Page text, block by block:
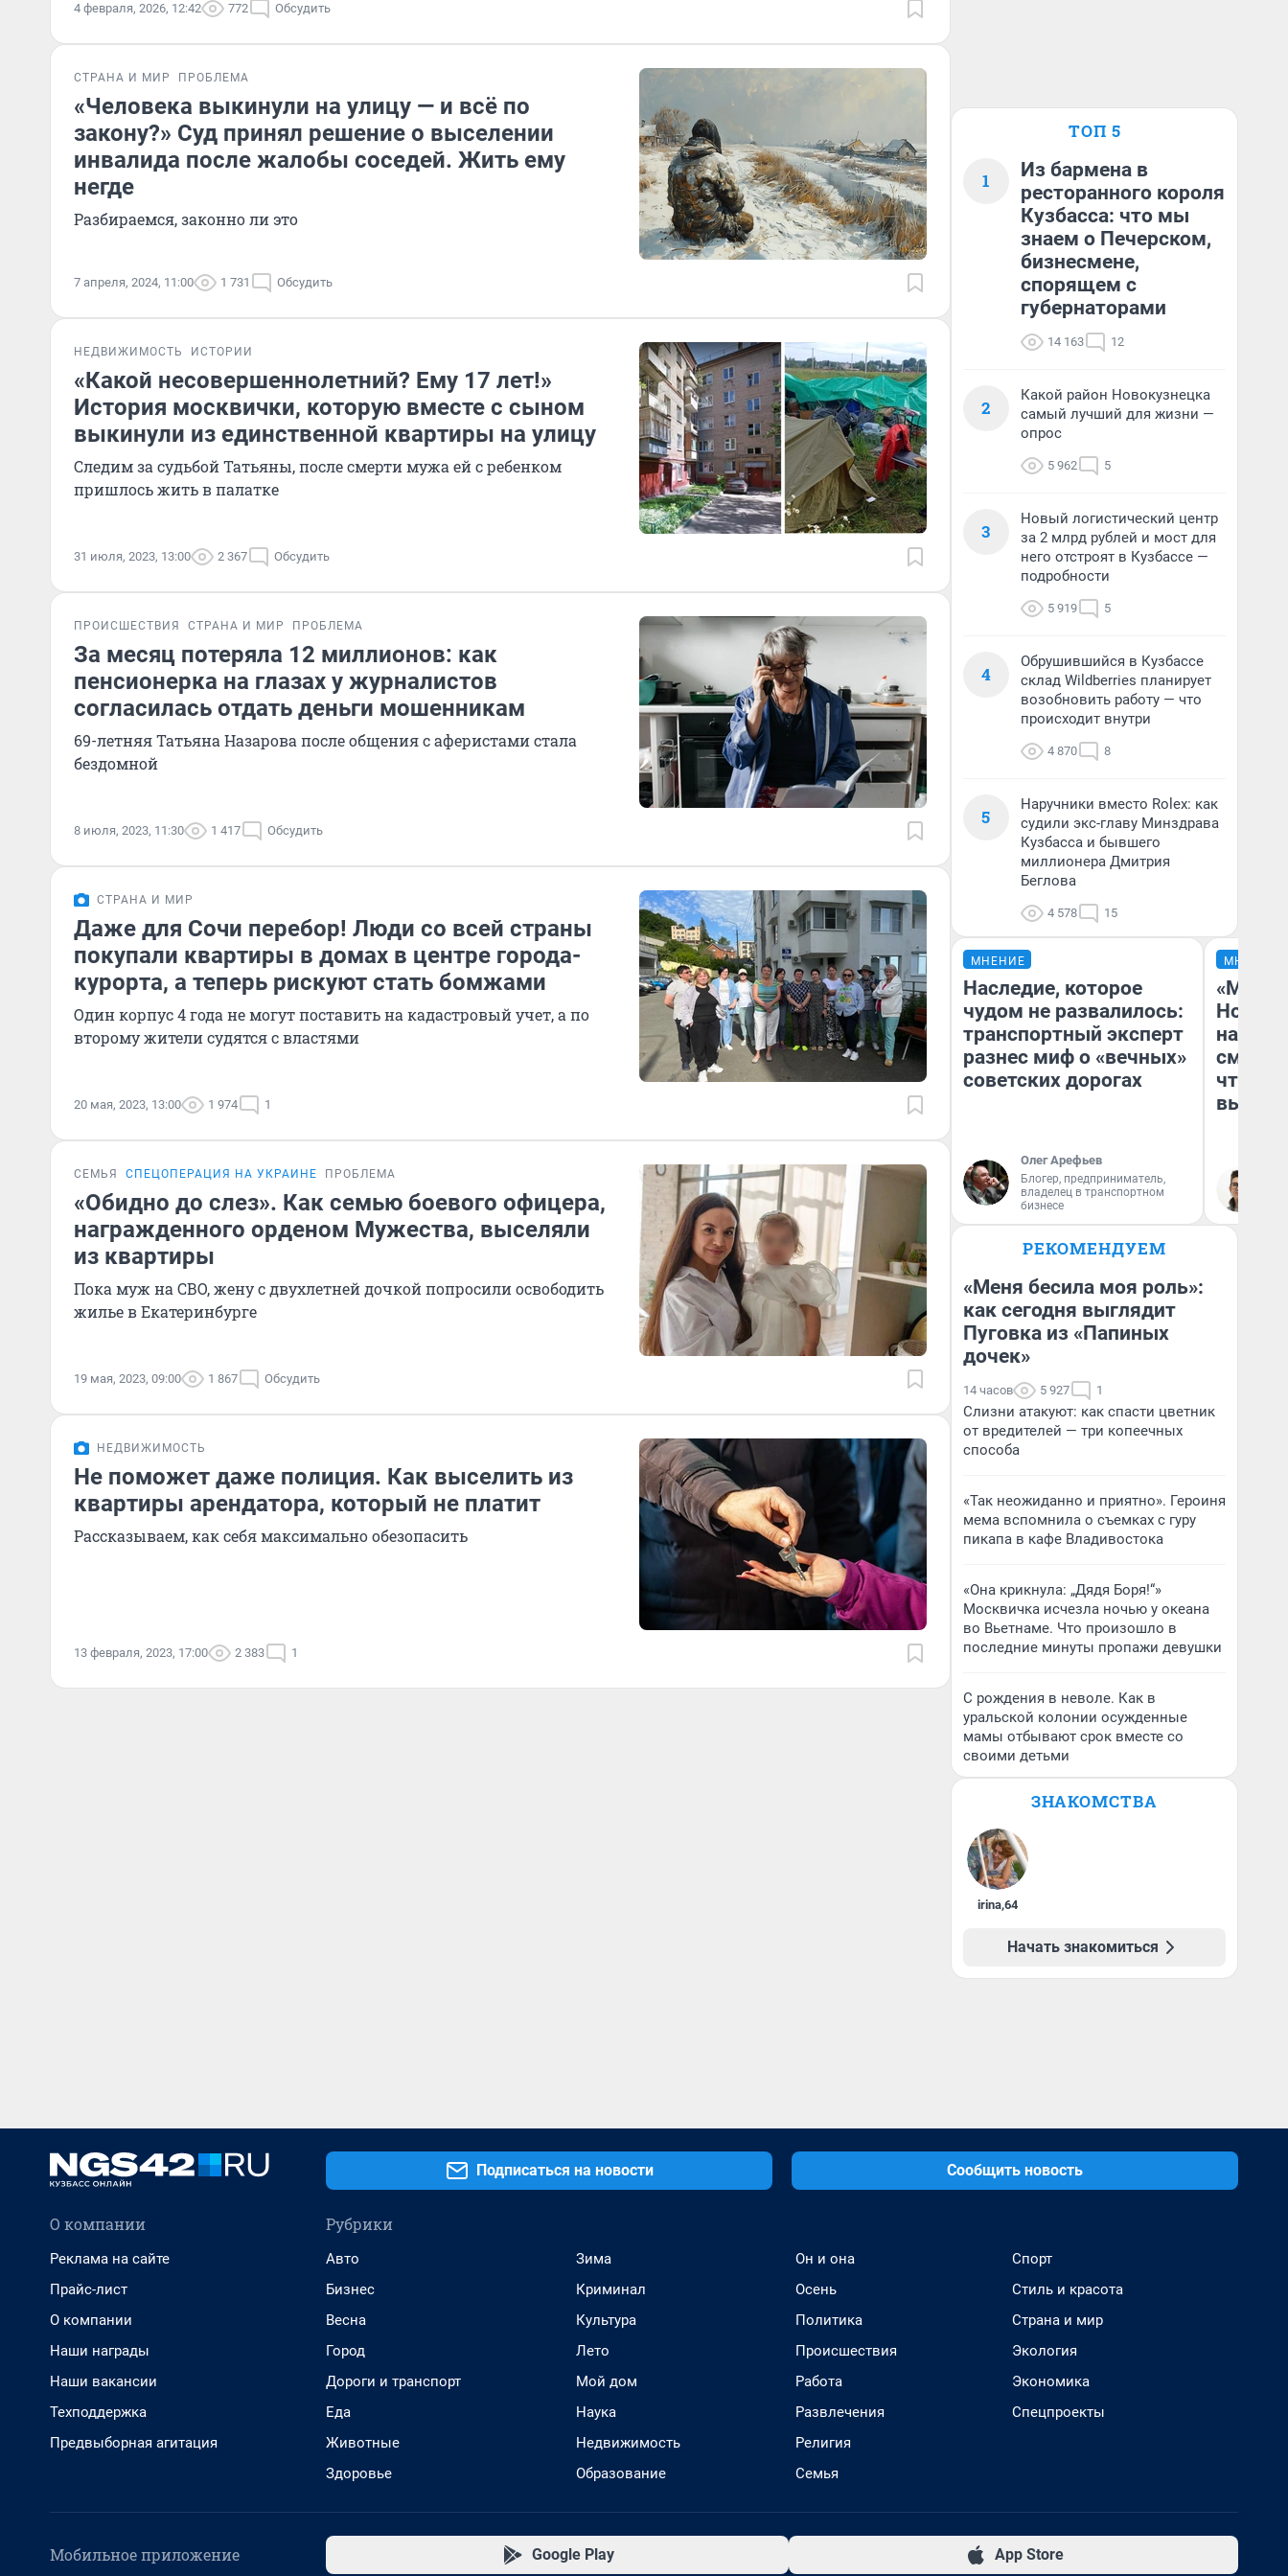
4 февраля, 2026, 12:42 772 Обсудить
СТРАНА И МИР ПРОБЛЕМА
«Человека выкинули на улицу — и всё по
закону?» Суд принял решение о выселении
инвалида после жалобы соседей. Жить ему
негде
Разбираемся, законно ли это
7 апреля, 2024, 11:00 1 731 Обсудить
НЕДВИЖИМОСТЬ ИСТОРИИ
«Какой несовершеннолетний? Ему 17 лет!»
История москвички, которую вместе с сыном
выкинули из единственной квартиры на улицу
Следим за судьбой Татьяны, после смерти мужа ей с ребенком
пришлось жить в палатке
31 июля, 2023, 13:00 2 367 Обсудить
ПРОИСШЕСТВИЯ СТРАНА И МИР ПРОБЛЕМА
За месяц потеряла 12 миллионов: как
пенсионерка на глазах у журналистов
согласилась отдать деньги мошенникам
69-летняя Татьяна Назарова после общения с аферистами стала
бездомной
8 июля, 2023, 11:30 1 417 Обсудить
СТРАНА И МИР
Даже для Сочи перебор! Люди со всей страны
покупали квартиры в домах в центре города-
курорта, а теперь рискуют стать бомжами
Один корпус 4 года не могут поставить на кадастровый учет, а по
второму жители судятся с властями
20 мая, 2023, 13:00 1 974 1
СЕМЬЯ СПЕЦОПЕРАЦИЯ НА УКРАИНЕ ПРОБЛЕМА
«Обидно до слез». Как семью боевого офицера,
награжденного орденом Мужества, выселяли
из квартиры
Пока муж на СВО, жену с двухлетней дочкой попросили освободить
жилье в Екатеринбурге
19 мая, 2023, 09:00 1 867 Обсудить
НЕДВИЖИМОСТЬ
Не поможет даже полиция. Как выселить из
квартиры арендатора, который не платит
Рассказываем, как себя максимально обезопасить
13 февраля, 2023, 17:00 2 383 1
ТОП 5
1
Из бармена в
ресторанного короля
Кузбасса: что мы
знаем о Печерском,
бизнесмене,
спорящем с
губернаторами
14 163 12
2
Какой район Новокузнецка
самый лучший для жизни —
опрос
5 962 5
3
Новый логистический центр
за 2 млрд рублей и мост для
него отстроят в Кузбассе —
подробности
5 919 5
4
Обрушившийся в Кузбассе
склад Wildberries планирует
возобновить работу — что
происходит внутри
4 870 8
5
Наручники вместо Rolex: как
судили экс-главу Минздрава
Кузбасса и бывшего
миллионера Дмитрия
Беглова
4 578 15
МНЕНИЕ
Наследие, которое
чудом не развалилось:
транспортный эксперт
разнес миф о «вечных»
советских дорогах
Олег Арефьев
Блогер, предприниматель,
владелец в транспортном
бизнесе
МНЕНИЕ
«Мы
чтобы
РЕКОМЕНДУЕМ
«Меня бесила моя роль»:
как сегодня выглядит
Пуговка из «Папиных
дочек»
14 часов 5 927 1
Слизни атакуют: как спасти цветник
от вредителей — три копеечных
способа
«Так неожиданно и приятно». Героиня
мема вспомнила о съемках с гуру
пикапа в кафе Владивостока
«Она крикнула: „Дядя Боря!“»
Москвичка исчезла ночью у океана
во Вьетнаме. Что произошло в
последние минуты пропажи девушки
С рождения в неволе. Как в
уральской колонии осужденные
мамы отбывают срок вместе со
своими детьми
ЗНАКОМСТВА
irina,64
Начать знакомиться
Подписаться на новости Сообщить новость
О компании
Реклама на сайте
Прайс-лист
О компании
Наши награды
Наши вакансии
Техподдержка
Предвыборная агитация
Рубрики
Авто
Бизнес
Весна
Город
Дороги и транспорт
Еда
Животные
Здоровье
Зима
Криминал
Культура
Лето
Мой дом
Наука
Недвижимость
Образование
Он и она
Осень
Политика
Происшествия
Работа
Развлечения
Религия
Семья
Спорт
Стиль и красота
Страна и мир
Экология
Экономика
Спецпроекты
Мобильное приложение Google Play App Store